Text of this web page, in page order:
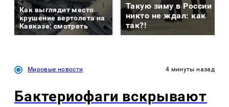
Как выглядит место
крушение вертолета на
Кавказе: смотреть
Такую зиму в России
никто не ждал: как
так?!
Мировые новости 4 минуты назад
Бактериофаги вскрывают